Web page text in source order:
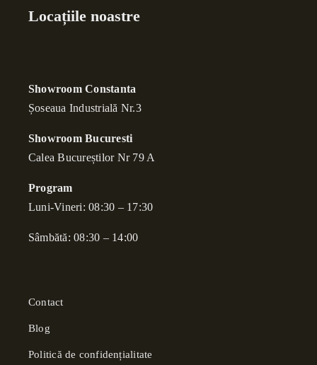
Locațiile noastre
Showroom Constanta
Șoseaua Industrială Nr.3
Showroom Bucuresti
Calea Bucureștilor Nr 79 A
Program
Luni-Vineri: 08:30 – 17:30
Sâmbătă: 08:30 – 14:00
Contact
Blog
Politică de confidențialitate